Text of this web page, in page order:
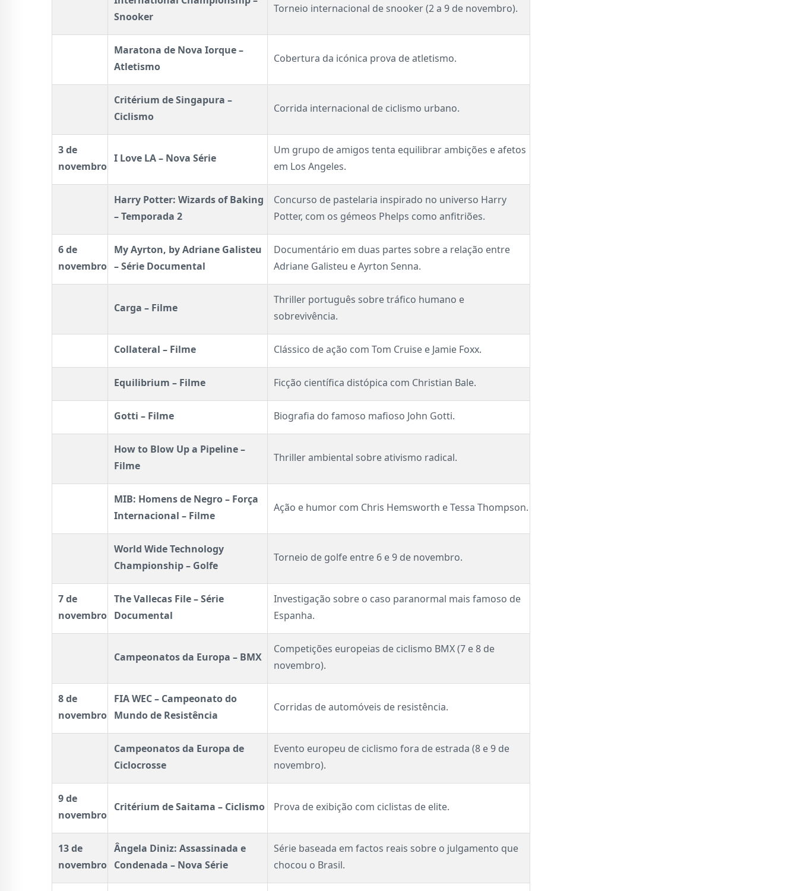
Snooker
Torneio internacional de snooker (2 a 9 de novembro).
Maratona de Nova Iorque –
Atletismo
Cobertura da icónica prova de atletismo.
Critérium de Singapura –
Ciclismo
Corrida internacional de ciclismo urbano.
3 de
novembro
I Love LA – Nova Série
Um grupo de amigos tenta equilibrar ambições e afetos
em Los Angeles.
Harry Potter: Wizards of Baking
– Temporada 2
Concurso de pastelaria inspirado no universo Harry
Potter, com os gémeos Phelps como anfitriões.
6 de
novembro
My Ayrton, by Adriane Galisteu
– Série Documental
Documentário em duas partes sobre a relação entre
Adriane Galisteu e Ayrton Senna.
Carga – Filme
Thriller português sobre tráfico humano e
sobrevivência.
Collateral – Filme Clássico de ação com Tom Cruise e Jamie Foxx.
Equilibrium – Filme Ficção científica distópica com Christian Bale.
Gotti – Filme Biografia do famoso mafioso John Gotti.
How to Blow Up a Pipeline –
Filme
Thriller ambiental sobre ativismo radical.
MIB: Homens de Negro – Força
Internacional – Filme
Ação e humor com Chris Hemsworth e Tessa Thompson.
World Wide Technology
Championship – Golfe
Torneio de golfe entre 6 e 9 de novembro.
7 de
novembro
The Vallecas File – Série
Documental
Investigação sobre o caso paranormal mais famoso de
Espanha.
Campeonatos da Europa – BMX
Competições europeias de ciclismo BMX (7 e 8 de
novembro).
8 de
novembro
FIA WEC – Campeonato do
Mundo de Resistência
Corridas de automóveis de resistência.
Campeonatos da Europa de
Ciclocrosse
Evento europeu de ciclismo fora de estrada (8 e 9 de
novembro).
9 de
novembro
Critérium de Saitama – Ciclismo Prova de exibição com ciclistas de elite.
13 de
novembro
Ângela Diniz: Assassinada e
Condenada – Nova Série
Série baseada em factos reais sobre o julgamento que
chocou o Brasil.